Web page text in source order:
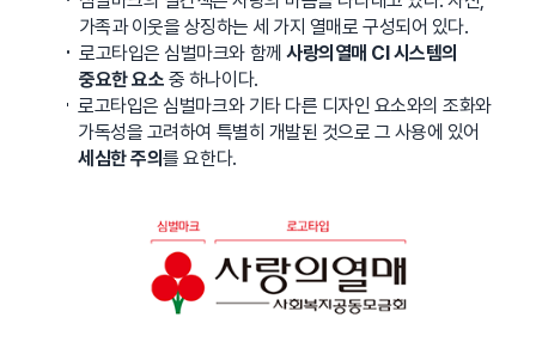
가족과 이웃을 상징하는 세 가지 열매로 구성되어 있다.
로고타입은 심벌마크와 함께사랑의열매 CI 시스템의
중요한 요소 중 하나이다.
로고타입은 심벌마크와 기타 다른 디자인 요소와의 조화와
가독성을 고려하여 특별히 개발된 것으로 그 사용에 있어
세심한 주의를 요한다.